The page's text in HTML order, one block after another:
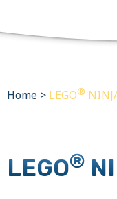
Home > LEGO®
LEGO®